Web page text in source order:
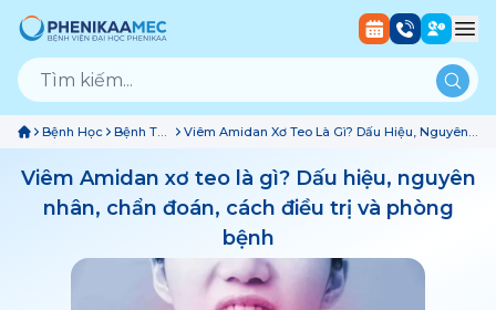
Bệnh Học
Bệnh Tai
Mũi
Họng
Viêm Amidan Xơ Teo Là Gì? Dấu Hiệu, Nguyên
Bệnh
Viêm Amidan xơ teo là gì? Dấu hiệu, nguyên
nhân, chẩn đoán, cách điều trị và phòng
bệnh